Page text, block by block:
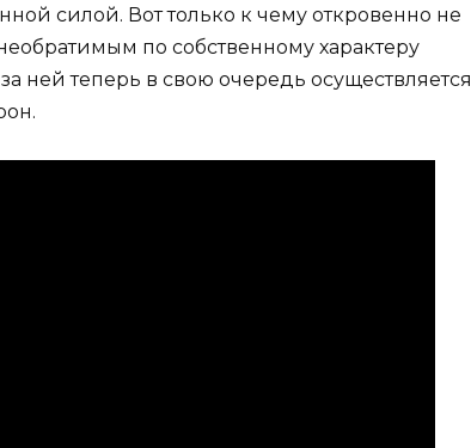
силой. Вот только к чему откровенно не
по собственному характеру
ней теперь в свою очередь осуществляется